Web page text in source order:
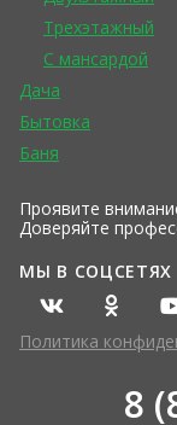
Трехэтажный
С мансардой
Дача
Бытовка
Баня
Проявите
Доверяйте
МЫ В СОЦСЕТЯХ
Политика
8